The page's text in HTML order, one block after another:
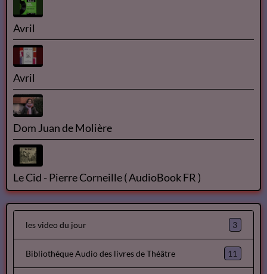
Théophile GAUTIER
À une robe rose - Théophile Gautier lu par Yvon Jean
Avril
Avril
Avril